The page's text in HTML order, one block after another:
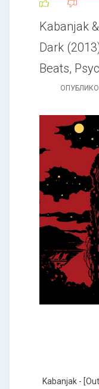
Kabanjak
Dark
Beats,
Kabanjak -